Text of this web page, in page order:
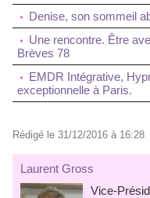
Denise, son sommeil
Une rencontre. Être
Brèves 78
EMDR Intégrative,
exceptionnelle à Paris.
Rédigé le 31/12/2016 à 16:28
Laurent Gross
Vice-